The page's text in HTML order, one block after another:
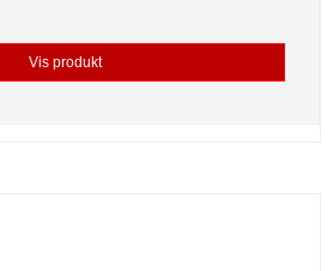
Vis produkt